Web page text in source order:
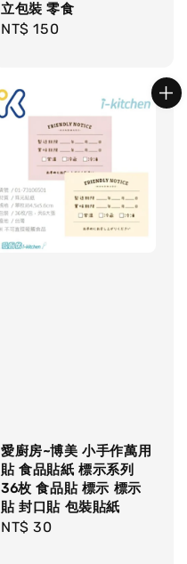
立包裝 零食
Regular
NT$ 150
愛廚房~博美 小手作萬用
貼 食品貼紙 標示系列
36枚 食品貼 標示 標示
貼 封口貼 包裝貼紙
Regular
NT$ 30